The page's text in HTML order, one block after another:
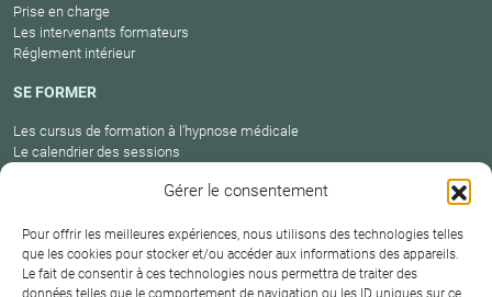
Gérer le consentement
Pour offrir les meilleures expériences, nous utilisons des technologies telles
que les cookies pour stocker et/ou accéder aux informations des appareils.
Le fait de consentir à ces technologies nous permettra de traiter des
données telles que le comportement de navigation ou les ID uniques sur ce
Prise en charge
Les intervenants formateurs
Réglement intérieur
SE FORMER
Les cursus de formation à l’hypnose médicale
Le calendrier des sessions
Conditions